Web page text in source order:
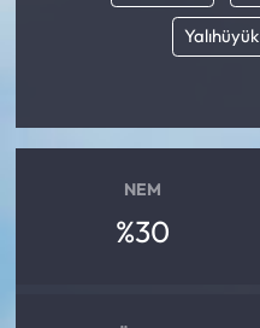
Yalıhüyük
NEM
%30